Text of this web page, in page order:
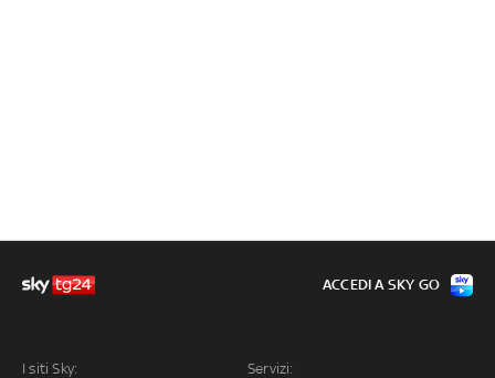
I siti Sky: Servizi:
ACCEDI A SKY GO